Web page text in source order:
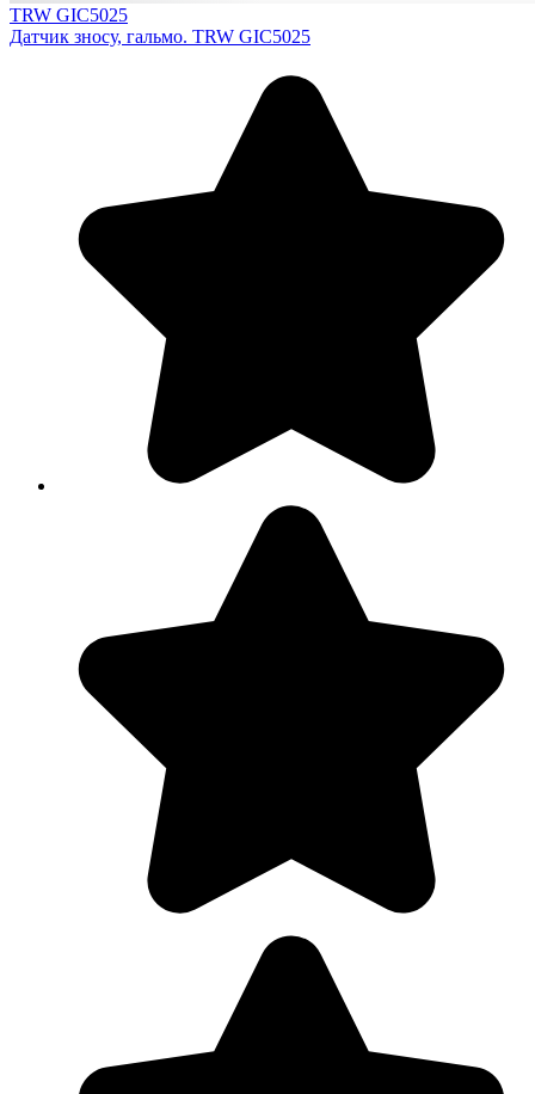
TRW GIC5025
Датчик зносу, гальмо. TRW GIC5025